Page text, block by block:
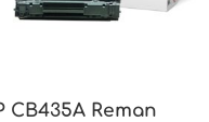
CB435A Reman